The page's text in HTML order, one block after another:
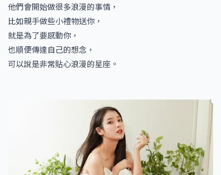
他們會開始做很多浪漫的事情，
比如親手做些小禮物送你，
就是為了要感動你，
也順便傳達自己的想念，
可以說是非常貼心浪漫的星座。